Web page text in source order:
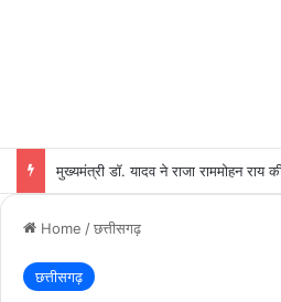
मुख्यमंत्री डॉ. यादव ने राजा राममोहन राय
Home /छत्तीसगढ़
छत्तीसगढ़